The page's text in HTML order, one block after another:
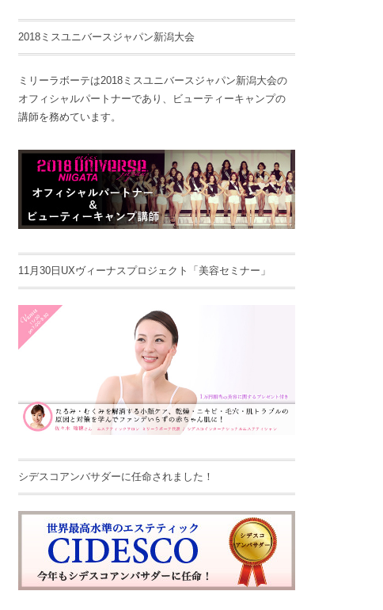
2018ミスユニバースジャパン新潟大会
ミリーラボーテは2018ミスユニバースジャパン新潟大会の
オフィシャルパートナーであり、ビューティーキャンプの
講師を務めています。
11月30日UXヴィーナスプロジェクト「美容セミナー」
シデスコアンバサダーに任命されました！